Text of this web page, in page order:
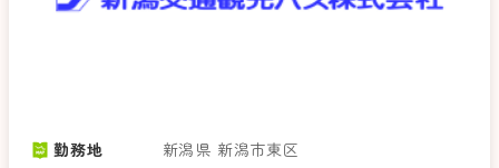
勤務地
新潟県 新潟市東区